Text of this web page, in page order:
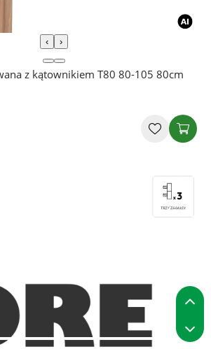
‹ ›
z kątownikiem T80 80-105 80cm